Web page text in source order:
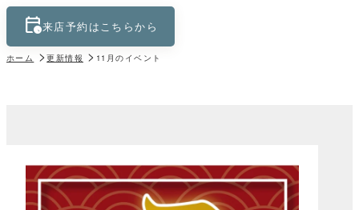
keyboard_control_key
calendar_clock来店予約はこちらから
ホーム 更新情報 11月のイベント